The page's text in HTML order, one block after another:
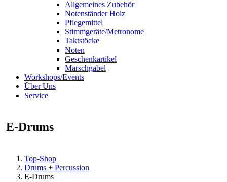
Allgemeines Zubehör
Notenständer Holz
Pflegemittel
Stimmgeräte/Metronome
Taktstöcke
Noten
Geschenkartikel
Marschgabel
Workshops/Events
Über Uns
Service
E-Drums
Top-Shop
Drums + Percussion
E-Drums